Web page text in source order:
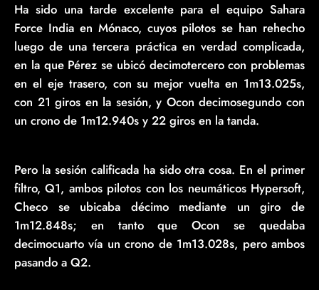
Ha sido una tarde excelente para el equipo Sahara
Force India en Mónaco, cuyos pilotos se han rehecho
luego de una tercera práctica en verdad complicada,
en la que Pérez se ubicó decimotercero con problemas
en el eje trasero, con su mejor vuelta en 1m13.025s,
con 21 giros en la sesión, y Ocon decimosegundo con
un crono de 1m12.940s y 22 giros en la tanda.
Pero la sesión calificada ha sido otra cosa. En el primer
filtro, Q1, ambos pilotos con los neumáticos Hypersoft,
Checo se ubicaba décimo mediante un giro de
1m12.848s; en tanto que Ocon se quedaba
decimocuarto vía un crono de 1m13.028s, pero ambos
pasando a Q2.